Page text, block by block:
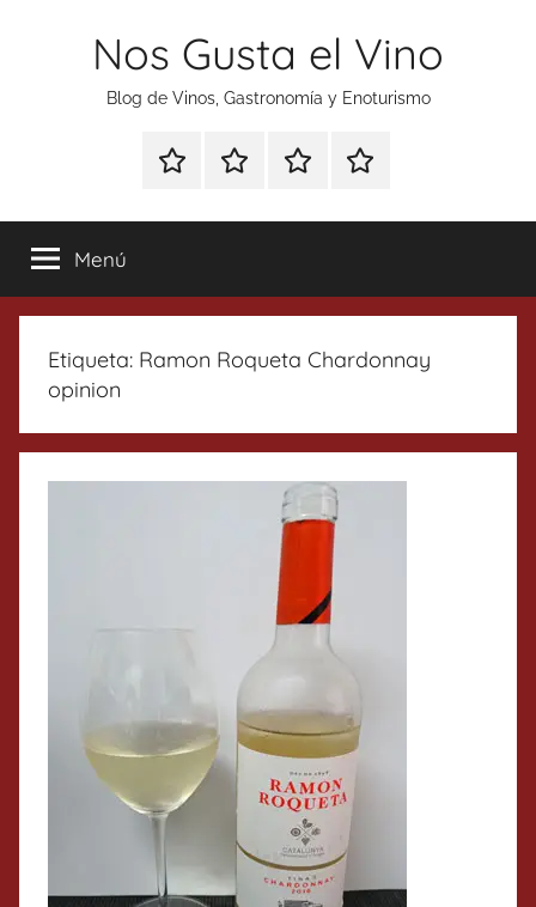
Nos Gusta el Vino
Blog de Vinos, Gastronomía y Enoturismo
Especial
Tonics
Enoturismo
Gastronomía
RankingContacto
Menú
Etiqueta: Ramon Roqueta Chardonnay
opinion